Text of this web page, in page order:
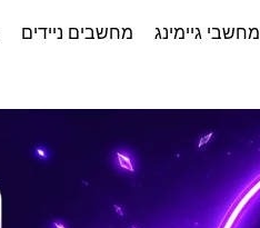
מחשבי גיימינג מחשבים ניידים